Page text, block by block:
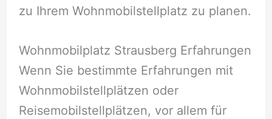
zu Ihrem Wohnmobilstellplatz zu planen.
Wohnmobilplatz Strausberg Erfahrungen
Wenn Sie bestimmte Erfahrungen mit
Wohnmobilstellplätzen oder
Reisemobilstellplätzen, vor allem für